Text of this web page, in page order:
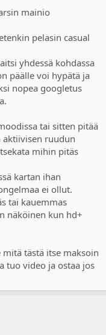
mainio
pelasin casual
yhdessä kohdassa
päälle voi hypätä ja
nopea googletus
tai sitten pitää
aktiivisen ruudun
mihin pitäs
kartan ihan
ei ollut.
tai kauemmas
näköinen kun hd+
tästä itse maksoin
tuo video ja ostaa jos